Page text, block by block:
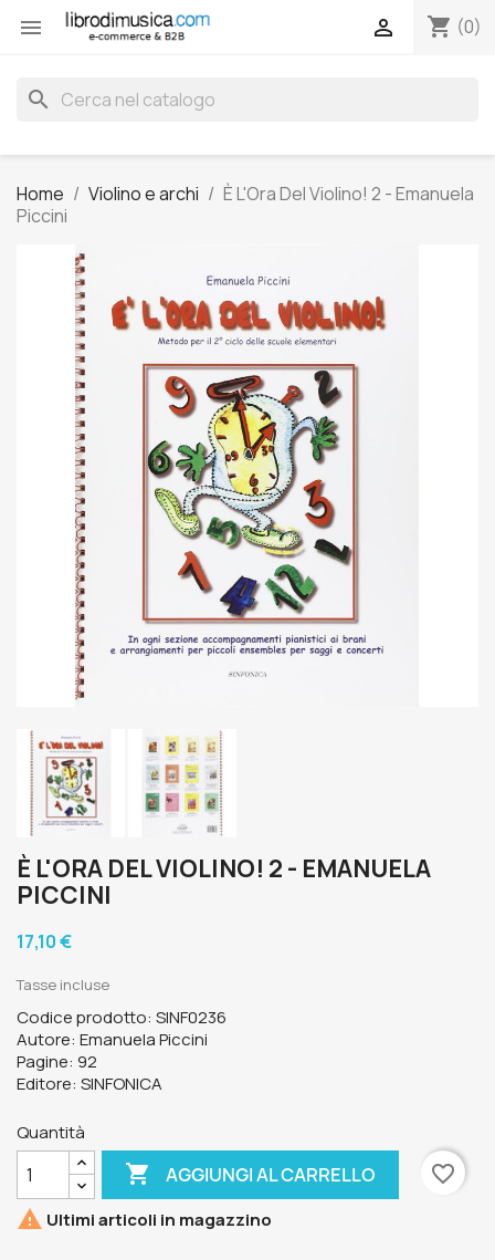
 shopping_cart (0)

search
Home Violino e archi
È L'Ora Del Violino! 2 - Emanuela
Piccini
È L'ORA DEL VIOLINO! 2 - EMANUELA
PICCINI
17,10 €
Tasse incluse
Codice prodotto: SINF0236
Autore: Emanuela Piccini
Pagine: 92
Editore: SINFONICA
Quantità
 AGGIUNGI AL CARRELLO
favorite_border
 Ultimi articoli in magazzino